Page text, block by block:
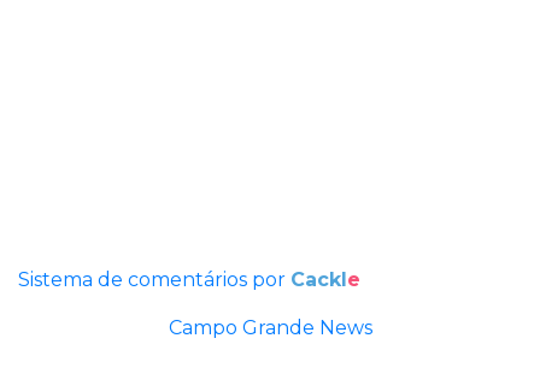
Sistema de comentários por Cackle
Campo Grande News